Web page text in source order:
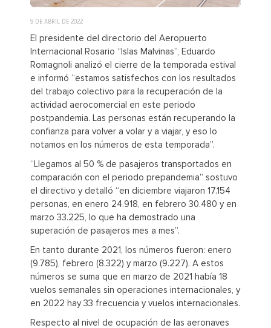
9 DE ABRIL DE 2022
El presidente del directorio del Aeropuerto
Internacional Rosario “Islas Malvinas”, Eduardo
Romagnoli analizó el cierre de la temporada estival
e informó “estamos satisfechos con los resultados
del trabajo colectivo para la recuperación de la
actividad aerocomercial en este periodo
postpandemia. Las personas están recuperando la
confianza para volver a volar y a viajar, y eso lo
notamos en los números de esta temporada”.
“Llegamos al 50 % de pasajeros transportados en
comparación con el periodo prepandemia” sostuvo
el directivo y detalló “en diciembre viajaron 17.154
personas, en enero 24.918, en febrero 30.480 y en
marzo 33.225, lo que ha demostrado una
superación de pasajeros mes a mes”.
En tanto durante 2021, los números fueron: enero
(9.785), febrero (8.322) y marzo (9.227). A estos
números se suma que en marzo de 2021 había 18
vuelos semanales sin operaciones internacionales, y
en 2022 hay 33 frecuencia y vuelos internacionales.
Respecto al nivel de ocupación de las aeronaves